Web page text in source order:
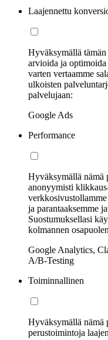
Laajennettu
Hyväksymällä
arvioida ja
varten vertaamme
ulkoisten
palvelujaan:
Google Ads
Performance
Hyväksymällä nämä
anonyymisti
ja parantaaksemme
Suostumuksellasi
kolmannen
Google Analytics,
A/B-Testing
Toiminnallinen
Hyväksymällä nämä
perustoimintoja